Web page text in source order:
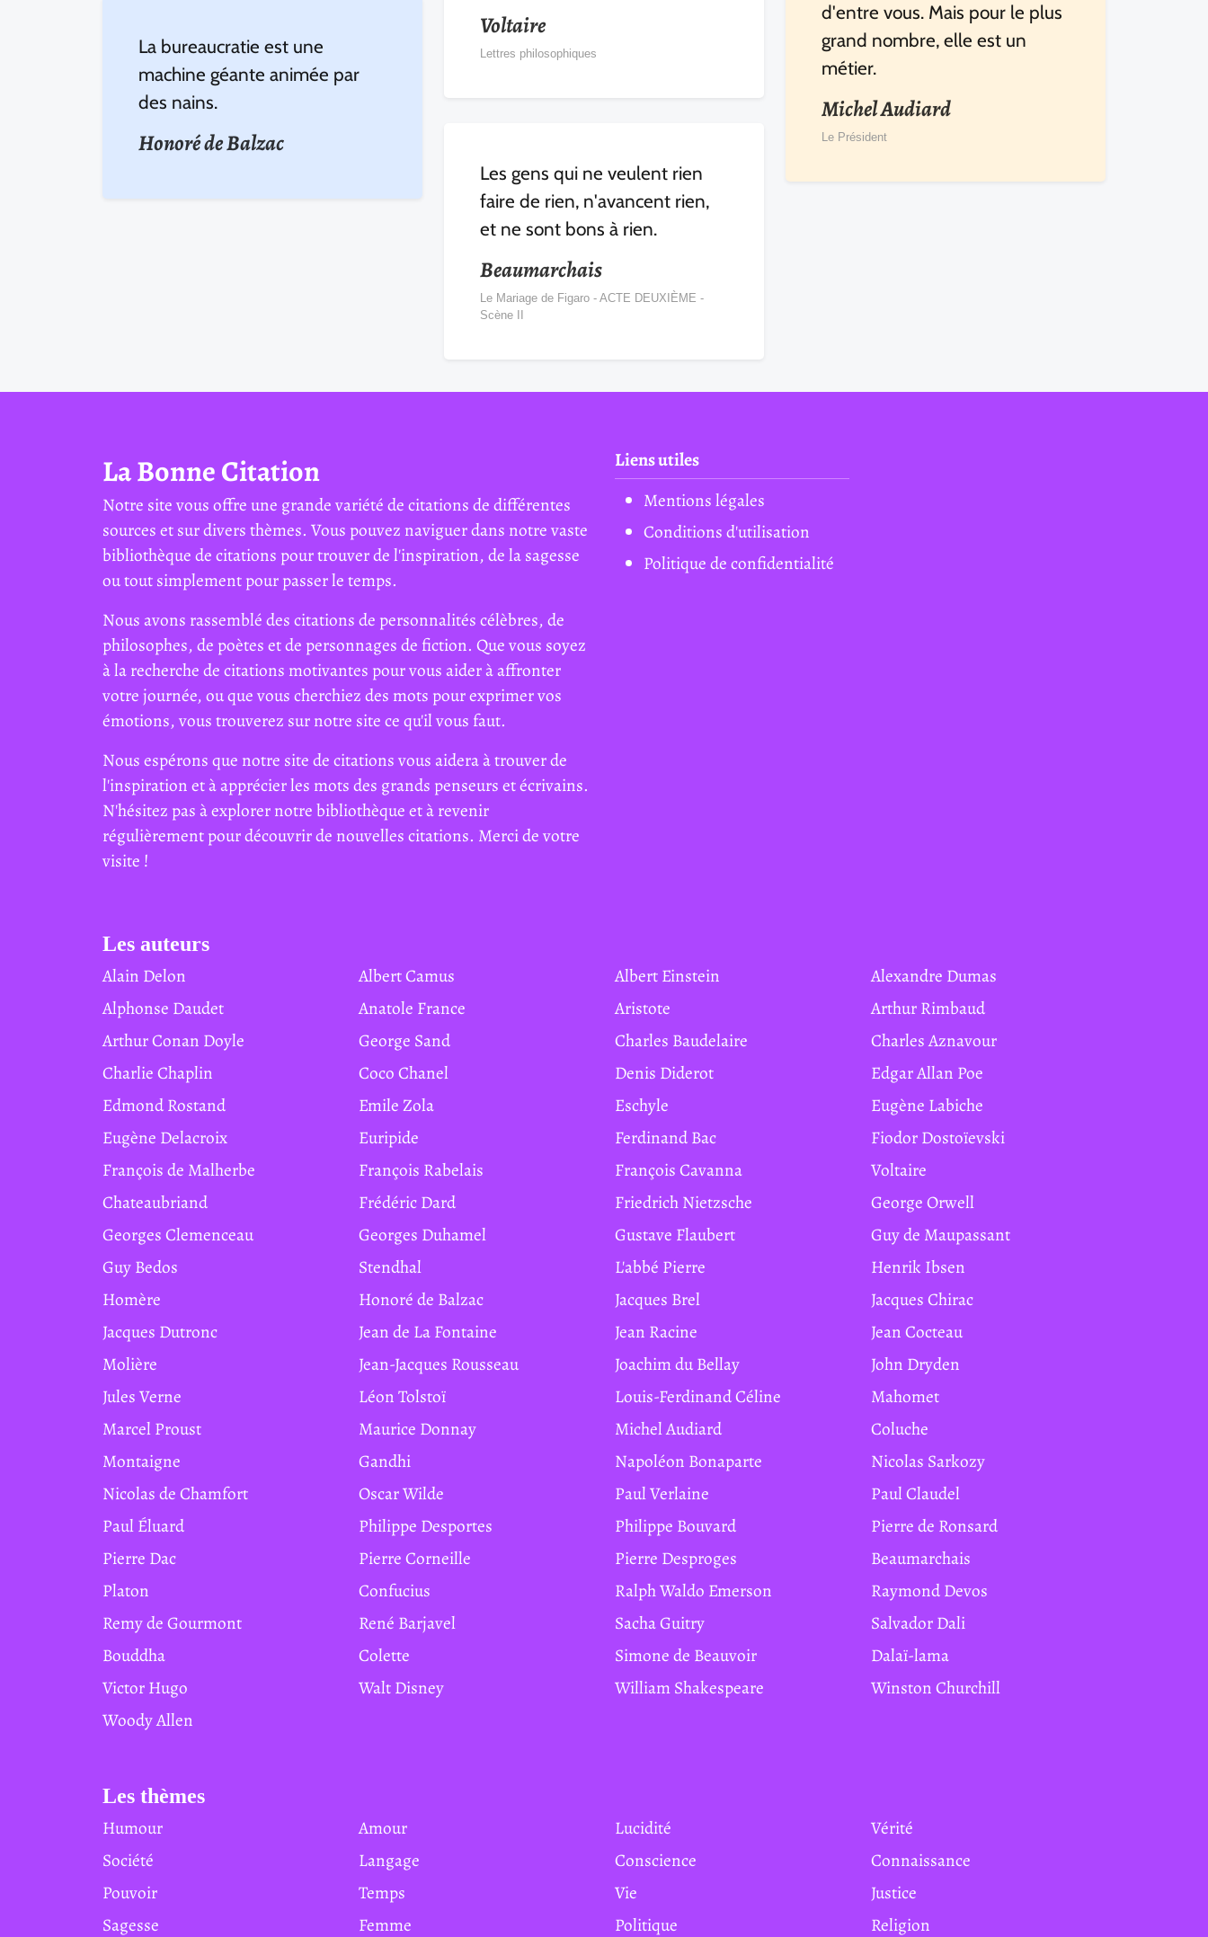
Voltaire
Lettres philosophiques
d'entre vous. Mais pour le plus
grand nombre, elle est un
métier.
Michel Audiard
Le Président
La bureaucratie est une
machine géante animée par
des nains.
Honoré de Balzac
Les gens qui ne veulent rien
faire de rien, n'avancent rien,
et ne sont bons à rien.
Beaumarchais
Le Mariage de Figaro - ACTE DEUXIÈME -
Scène II
La Bonne Citation
Notre site vous offre une grande variété de citations de différentes
sources et sur divers thèmes. Vous pouvez naviguer dans notre vaste
bibliothèque de citations pour trouver de l'inspiration, de la sagesse
ou tout simplement pour passer le temps.
Nous avons rassemblé des citations de personnalités célèbres, de
philosophes, de poètes et de personnages de fiction. Que vous soyez
à la recherche de citations motivantes pour vous aider à affronter
votre journée, ou que vous cherchiez des mots pour exprimer vos
émotions, vous trouverez sur notre site ce qu'il vous faut.
Nous espérons que notre site de citations vous aidera à trouver de
l'inspiration et à apprécier les mots des grands penseurs et écrivains.
N'hésitez pas à explorer notre bibliothèque et à revenir
régulièrement pour découvrir de nouvelles citations. Merci de votre
visite !
Liens utiles
Mentions légales
Conditions d'utilisation
Politique de confidentialité
Les auteurs
Alain Delon Albert Camus Albert Einstein
Alexandre Dumas
Alphonse Daudet
Anatole France Aristote
Arthur Rimbaud
Arthur Conan Doyle
George Sand Charles Baudelaire
Charles Aznavour
Charlie Chaplin
Coco Chanel Denis Diderot
Edgar Allan Poe
Edmond Rostand
Emile Zola Eschyle
Eugène Labiche
Eugène Delacroix
Euripide Ferdinand Bac
Fiodor Dostoïevski
François de Malherbe
François Rabelais François Cavanna
Voltaire
Chateaubriand
Frédéric Dard Friedrich Nietzsche
George Orwell
Georges Clemenceau
Georges Duhamel Gustave Flaubert
Guy de Maupassant
Guy Bedos
Stendhal L'abbé Pierre
Henrik Ibsen
Homère
Honoré de Balzac Jacques Brel
Jacques Chirac
Jacques Dutronc
Jean de La Fontaine Jean Racine
Jean Cocteau
Molière
Jean-Jacques Rousseau Joachim du Bellay
John Dryden
Jules Verne
Léon Tolstoï Louis-Ferdinand Céline
Mahomet
Marcel Proust
Maurice Donnay Michel Audiard
Coluche
Montaigne
Gandhi Napoléon Bonaparte
Nicolas Sarkozy
Nicolas de Chamfort
Oscar Wilde Paul Verlaine
Paul Claudel
Paul Éluard
Philippe Desportes Philippe Bouvard
Pierre de Ronsard
Pierre Dac
Pierre Corneille Pierre Desproges
Beaumarchais
Platon
Confucius Ralph Waldo Emerson
Raymond Devos
Remy de Gourmont
René Barjavel Sacha Guitry
Salvador Dali
Bouddha
Colette Simone de Beauvoir
Dalaï-lama
Victor Hugo
Walt Disney William Shakespeare
Winston Churchill
Woody Allen
Les thèmes
Humour Amour Lucidité
Vérité
Société
Langage Conscience
Connaissance
Pouvoir
Temps Vie
Justice
Sagesse
Femme Politique Religion